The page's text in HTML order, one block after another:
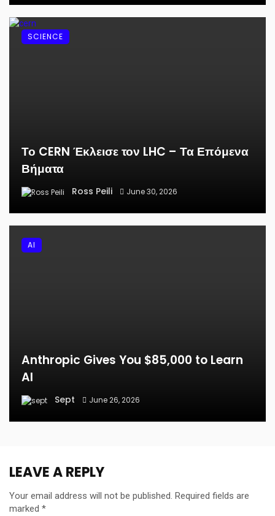
Το CERN Έκλεισε τον LHC – Τα Επόμενα
Βήματα
Ross Peili June 30, 2026
SCIENCE
Anthropic Gives You $85,000 to Learn
AI
Sept June 26, 2026
AI
LEAVE A REPLY
Your email address will not be published. Required fields are
marked *